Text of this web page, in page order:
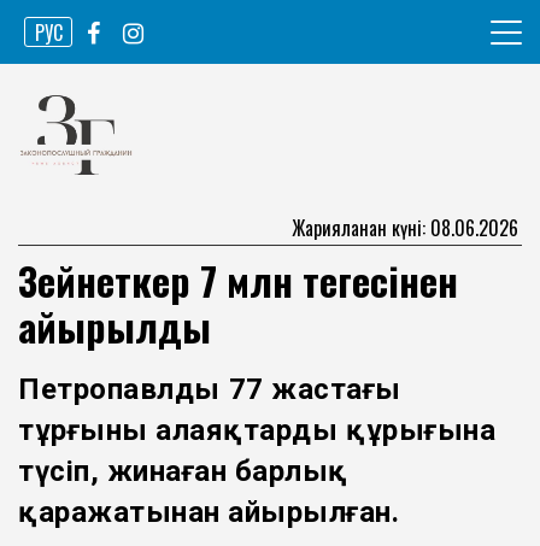
Skip
content
РУС
Законопослушный гражданин
Жарияланған күні: 08.06.2026
Зейнеткер 7 млн теңгесінен
айырылды
Петропавлдың 77 жастағы
тұрғыны алаяқтардың құрығына
түсіп, жинаған барлық
қаражатынан айырылған.